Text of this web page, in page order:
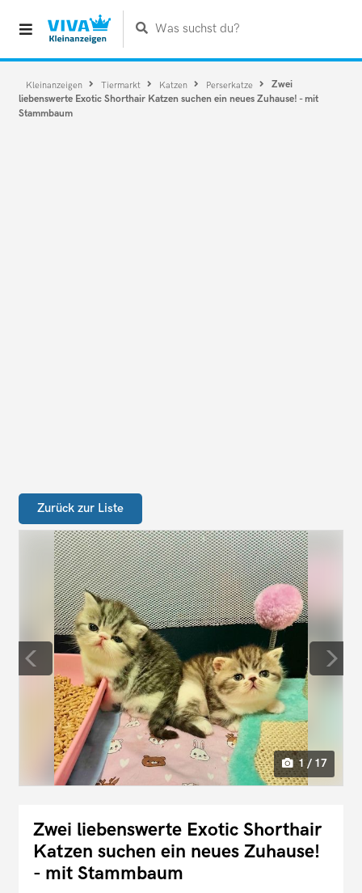
Was suchst du?
Kleinanzeigen Tiermarkt Katzen Perserkatze
Zwei
liebenswerte Exotic Shorthair Katzen suchen ein neues Zuhause! - mit
Stammbaum
Zurück zur Liste
1 / 17
Zwei liebenswerte Exotic Shorthair
Katzen suchen ein neues Zuhause!
- mit Stammbaum